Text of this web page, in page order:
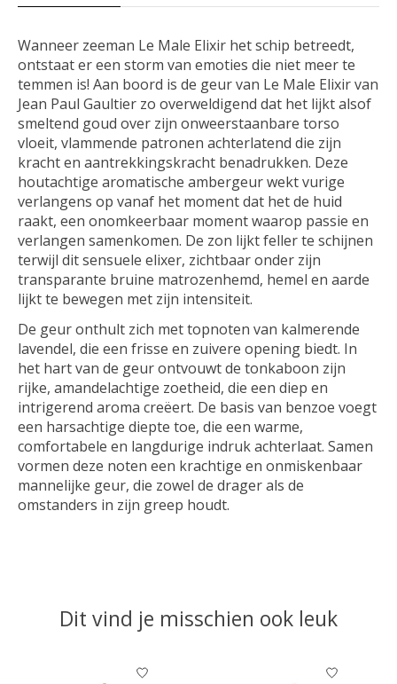
Wanneer zeeman Le Male Elixir het schip betreedt,
ontstaat er een storm van emoties die niet meer te
temmen is! Aan boord is de geur van Le Male Elixir van
Jean Paul Gaultier zo overweldigend dat het lijkt alsof
smeltend goud over zijn onweerstaanbare torso
vloeit, vlammende patronen achterlatend die zijn
kracht en aantrekkingskracht benadrukken. Deze
houtachtige aromatische ambergeur wekt vurige
verlangens op vanaf het moment dat het de huid
raakt, een onomkeerbaar moment waarop passie en
verlangen samenkomen. De zon lijkt feller te schijnen
terwijl dit sensuele elixer, zichtbaar onder zijn
transparante bruine matrozenhemd, hemel en aarde
lijkt te bewegen met zijn intensiteit.
De geur onthult zich met topnoten van kalmerende
lavendel, die een frisse en zuivere opening biedt. In
het hart van de geur ontvouwt de tonkaboon zijn
rijke, amandelachtige zoetheid, die een diep en
intrigerend aroma creëert. De basis van benzoe voegt
een harsachtige diepte toe, die een warme,
comfortabele en langdurige indruk achterlaat. Samen
vormen deze noten een krachtige en onmiskenbaar
mannelijke geur, die zowel de drager als de
omstanders in zijn greep houdt.
Dit vind je misschien ook leuk
Items van productcarrousel